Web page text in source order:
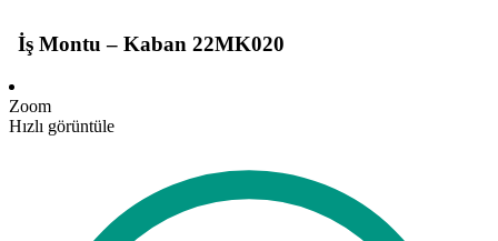
İş Montu – Kaban 22MK020
Zoom
Hızlı görüntüle